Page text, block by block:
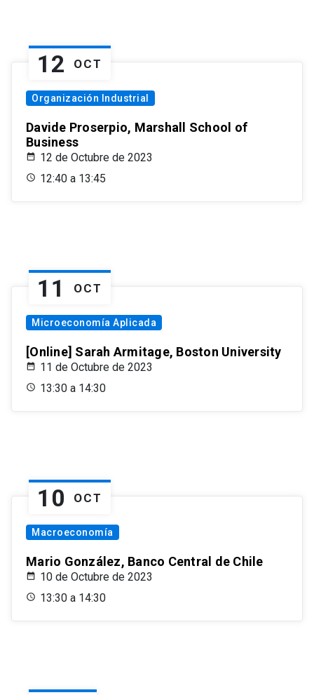
12 OCT
Organización Industrial
Davide Proserpio, Marshall School of
Business
12 de Octubre de 2023
12:40 a 13:45
11 OCT
Microeconomía Aplicada
[Online] Sarah Armitage, Boston University
11 de Octubre de 2023
13:30 a 14:30
10 OCT
Macroeconomía
Mario González, Banco Central de Chile
10 de Octubre de 2023
13:30 a 14:30